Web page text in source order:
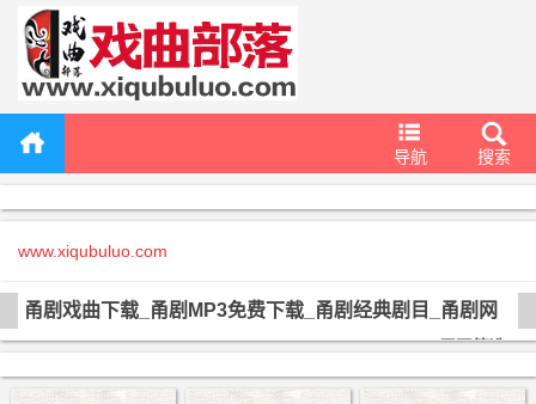
导航 搜索
www.xiqubuluo.com
甬剧戏曲下载_甬剧MP3免费下载_甬剧经典剧目_甬剧网
展开筛选